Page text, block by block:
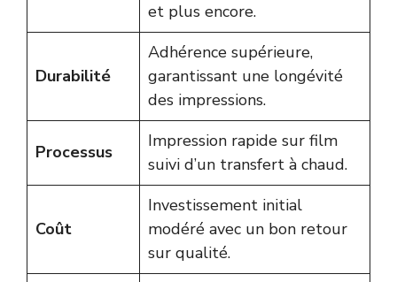
et plus encore.
Durabilité
Adhérence supérieure,
garantissant une longévité
des impressions.
Processus
Impression rapide sur film
suivi d’un transfert à chaud.
Coût
Investissement initial
modéré avec un bon retour
sur qualité.